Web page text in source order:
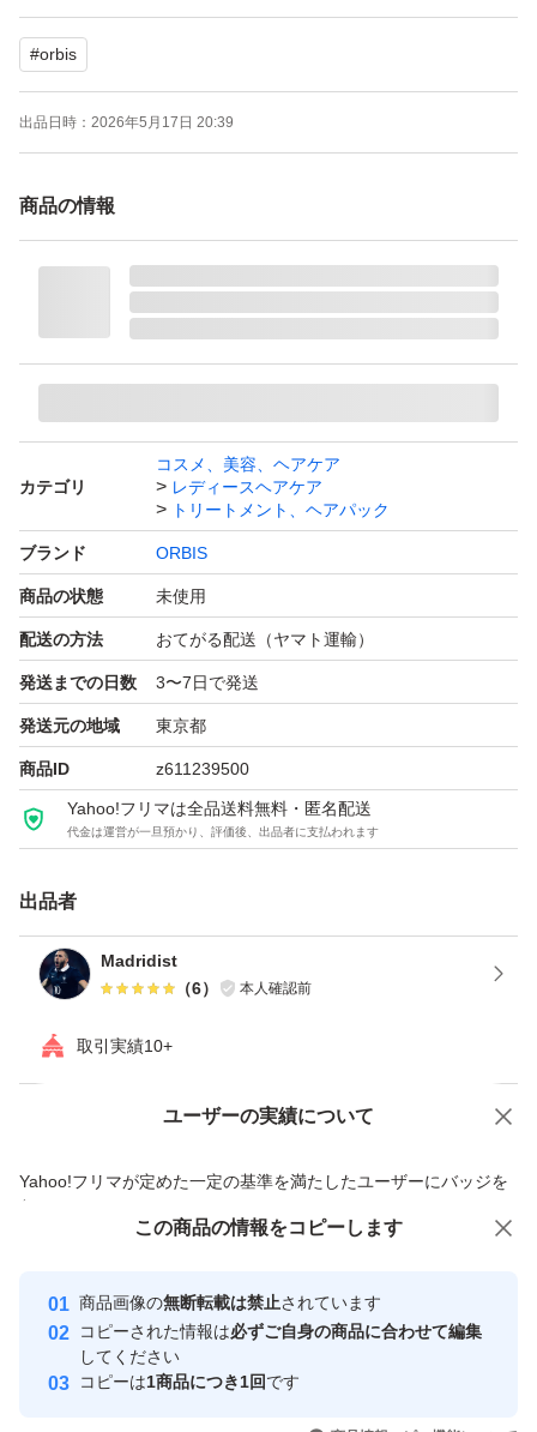
【内容量】140g × 2個
【商品の状態】未使用
【タイプ】洗い流さないタイプ
#orbis
出品日時： 2026年5月17日 20:39
商品の情報
カテゴリ
コスメ、美容、ヘアケア
レディースヘアケア
トリートメント、ヘアパック
ブランド ORBIS
商品の状態 未使用
配送の方法 おてがる配送（ヤマト運輸）
発送までの日数 3〜7日で発送
発送元の地域 東京都
商品ID z611239500
Yahoo!フリマは全品送料無料・匿名配送
代金は運営が一旦預かり、評価後、出品者に支払われます
出品者
Madridist
（6） 本人確認前
取引実績10+
ユーザーの実績について
Yahoo!フリマが定めた一定の基準を満たしたユーザーにバッジを
付与しています
安心取引出品者
心・安全なユーザーです
取引実績
引を完了させた実績があります
価格の相談 商品への質問
この商品の情報をコピーします
商品画像の無断転載は禁止されています
コピーされた情報は必ずご自身の商品に合わせて編集
してください
コピーは1商品につき1回です
この商品をみている人にオススメ